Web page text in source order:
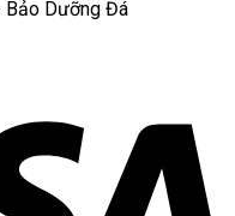
Bảo Dưỡng Đá